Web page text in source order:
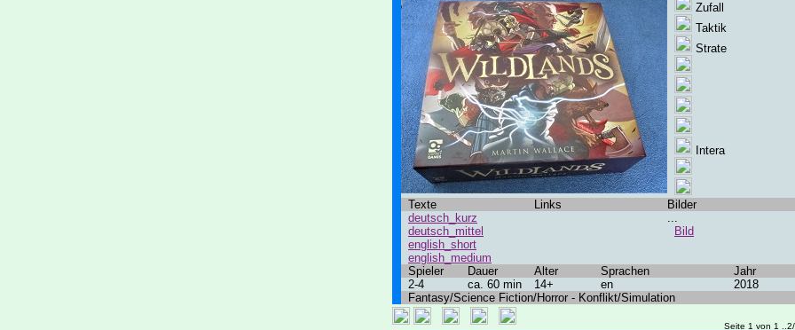
Zufall
Taktik
Strate
Intera
Texte Links
Bilder
deutsch_kurz
deutsch_mittel
english_short
english_medium
...
Bild
Spieler Dauer Alter Sprachen
Jahr
2-4
ca. 60 min 14+ en
2018
Fantasy/Science Fiction/Horror - Konflikt/Simulation
Seite 1 von 1